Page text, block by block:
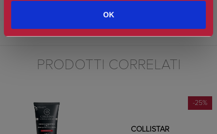
OK
trattare. Lasciare agire per 4/6 minuti e rimuovere il prodotto con la
spatolina. Sciacquare e asciugare tamponando senza strofinare.
PRODOTTI CORRELATI
-25%
COLLISTAR